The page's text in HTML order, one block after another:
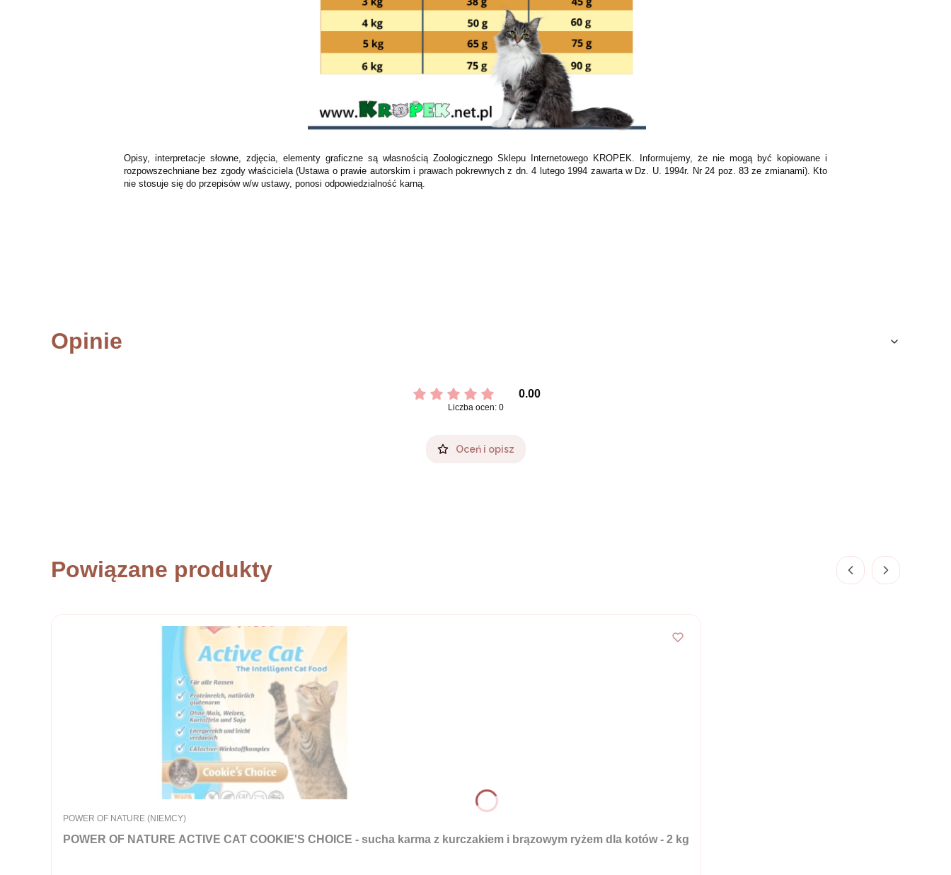
Opisy, interpretacje słowne, zdjęcia, elementy graficzne są własnością Zoologicznego Sklepu Internetowego KROPEK. Informujemy, że nie mogą być kopiowane i
rozpowszechniane bez zgody właściciela (Ustawa o prawie autorskim i prawach pokrewnych z dn. 4 lutego 1994 zawarta w Dz. U. 1994r. Nr 24 poz. 83 ze zmianami). Kto
nie stosuje się do przepisów w/w ustawy, ponosi odpowiedzialność karną.
Opinie
0.00
Liczba ocen: 0
Oceń i opisz
Powiązane produkty
POWER OF NATURE ACTIVE CAT COOKIE'S CHOICE - sucha karma z kurczakiem i brązowym ryżem dla kotów - 2 kg
PRODUCENT
POWER OF NATURE (NIEMCY)